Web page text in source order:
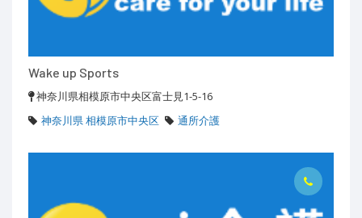
Wake up Sports
神奈川県相模原市中央区富士見1-5-16
神奈川県 相模原市中央区
通所介護